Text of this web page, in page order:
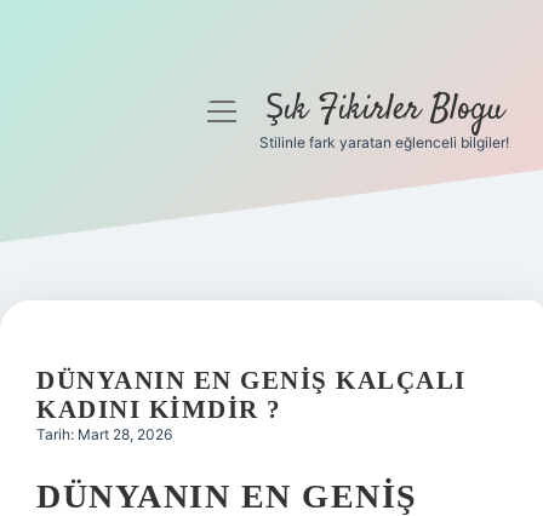
Gizlilik Politikası
Yasal Uyarı
menüyüŞık Fikirler Blogu
Stilinle fark yaratan eğlenceli bilgiler!
DÜNYANIN EN GENIŞ KALÇALI
KADINI KIMDIR ?
Tarih: Mart 28, 2026
DÜNYANIN EN GENIŞ